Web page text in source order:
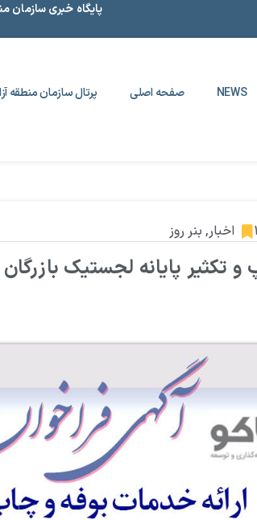
پایگاه خبری سازمان
NEWS صفحه اصلی پرتال سازمان منطقه
اخبار, بنر روز
تکثیر پایانه لجستیک